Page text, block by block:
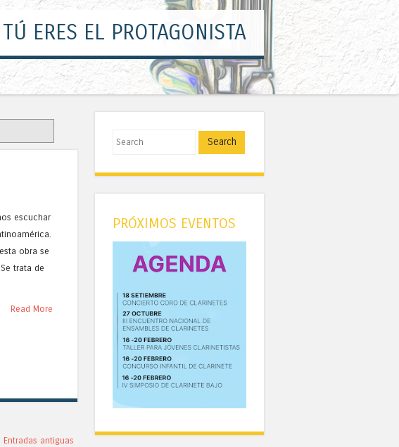
TÚ ERES EL PROTAGONISTA
escuchar
obra se
trata de
Read More
Entradas antiguas
Search
PRÓXIMOS EVENTOS